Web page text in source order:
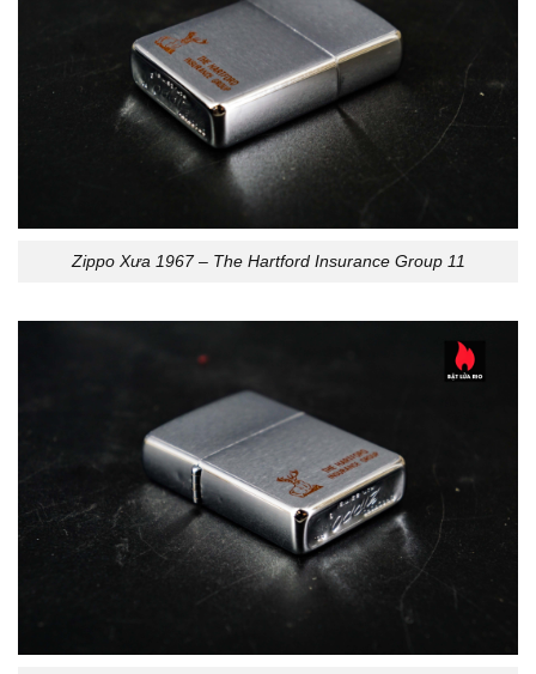
Zippo Xưa 1967 – The Hartford Insurance Group 11